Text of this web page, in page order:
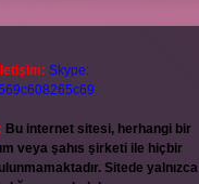
Skype:
Bu internet sitesi, herhangi bir
veya şahıs şirketi ile hiçbir
Sitede yalnızca